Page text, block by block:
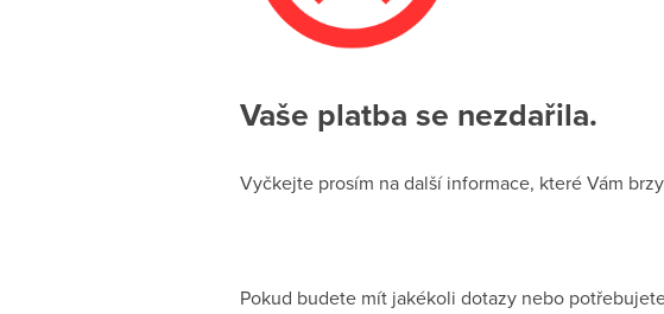
Vaše platba se nezdařila.
Vyčkejte prosím na další informace, které Vám
Pokud budete mít jakékoli dotazy nebo